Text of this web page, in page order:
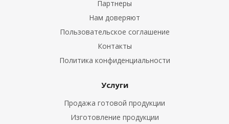
Партнеры
Нам доверяют
Пользовательское соглашение
Контакты
Политика конфиденциальности
Услуги
Продажа готовой продукции
Изготовление продукции